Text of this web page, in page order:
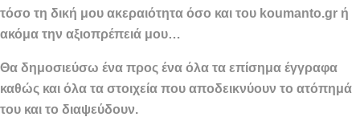
τόσο τη δική μου ακεραιότητα όσο και του koumanto.gr ή
ακόμα την αξιοπρέπειά μου…
Θα δημοσιεύσω ένα προς ένα όλα τα επίσημα έγγραφα
καθώς και όλα τα στοιχεία που αποδεικνύουν το ατόπημά
του και το διαψεύδουν.